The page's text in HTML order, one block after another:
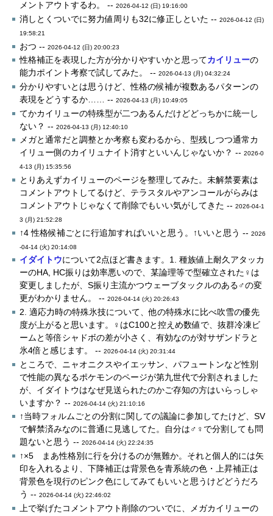
メントアウトするわ。 --2026-04-12 (日) 19:16:00
消しとくついでに努力値周りも32に修正しといた --2026-04-12 (日)
19:58:21
おつ --2026-04-12 (日) 20:00:23
性格補正を表現した方が分かりやすいかと思ってカイリューの
能力ポイント考察で試してみた。 --2026-04-13 (月) 04:32:24
分かりやすいとは思うけど、性格の候補が複数あるパターンの
表現をどうするか…… --2026-04-13 (月) 10:49:05
てかカイリューの特殊型が二つあるんだけどどっちかに統一し
ない？ --2026-04-13 (月) 12:40:10
メガと通常だと調整とか考察も変わるから、型残しつつ通常カ
イリュー側のカイリュナイト消すといいんじゃないか？ --2026-0
4-13 (月) 15:35:56
とりあえずカイリューのページを整理してみた。未解禁要素は
コメントアウトしてるけど、テラスタルやアンコールがらみは
コメントアウトじゃなくて削除でもいい気がしてきた --2026-04-1
3 (月) 21:52:28
↑4 性格候補ごとに行追加すればいいと思う。↑いいと思う --2026
-04-14 (火) 20:14:08
イダイトウについて2点ほど書きます。1. 種族値上耐久アタッカ
ーのHA, HC振りは効率悪いので、某論理等で型確立された♀は
変更しましたが、S振り主流かつウェーブタックルのある♂の変
更がわかりません。 --2026-04-14 (火) 20:26:43
2. 適応力時の特殊氷技について、他の特殊水に比べ吹雪の優先
度が上がると思います。♀はC100と控えめ数値で、抜群冷凍ビ
ームと等倍シャドボの差が小さく、有効なのが対サザンドラと
氷4倍と感じます。 --2026-04-14 (火) 20:31:44
ところで、ニャオニクスやイエッサン、パフュートンなど性別
で性能の異なるポケモンのページが第九世代で分割されました
が、イダイトウはなぜ見送られたのかご存知の方はいらっしゃ
いますか？ --2026-04-14 (火) 21:10:16
↑当時フォルムごとの分割に関しての議論に参加してたけど、SV
で解禁済みなのに普通に見逃してた。自分は♂♀で分割しても問
題ないと思う --2026-04-14 (火) 22:24:35
↑×5 まあ性格別に行を分けるのが無難か。それと個人的には矢
印を入れるより、下降補正は背景色を青系統の色・上昇補正は
背景色を現行のピンク色にしてみてもいいと思うけどどうだろ
う --2026-04-14 (火) 22:46:02
上で挙げたコメントアウト削除のついでに、メガカイリューの